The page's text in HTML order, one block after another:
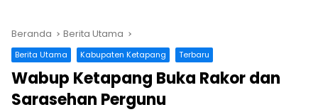
Beranda Berita Utama
Berita Utama Kabupaten Ketapang Terbaru
Wabup Ketapang Buka Rakor dan
Sarasehan Pergunu